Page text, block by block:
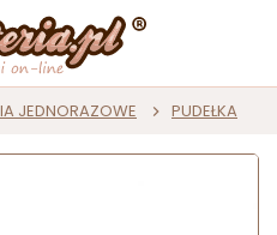
JEDNORAZOWE PUDEŁKA